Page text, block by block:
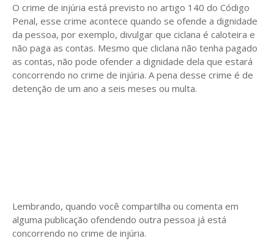
O crime de injúria está previsto no artigo 140 do Código
Penal, esse crime acontece quando se ofende a dignidade
da pessoa, por exemplo, divulgar que ciclana é caloteira e
não paga as contas. Mesmo que cliclana não tenha pagado
as contas, não pode ofender a dignidade dela que estará
concorrendo no crime de injúria. A pena desse crime é de
detenção de um ano a seis meses ou multa.
Lembrando, quando você compartilha ou comenta em
alguma publicação ofendendo outra pessoa já está
concorrendo no crime de injúria.